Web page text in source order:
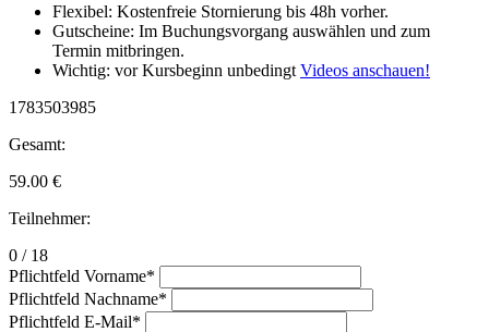
Flexibel: Kostenfreie Stornierung bis 48h vorher.
Gutscheine: Im Buchungsvorgang auswählen und zum
Termin mitbringen.
Wichtig: vor Kursbeginn unbedingt Videos anschauen!
1783503985
Gesamt:
59.00 €
Teilnehmer:
0 / 18
Pflichtfeld Vorname*
Pflichtfeld Nachname*
Pflichtfeld E-Mail*